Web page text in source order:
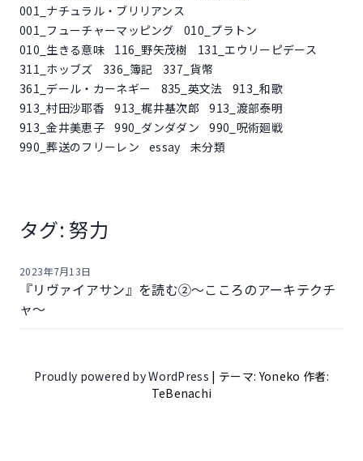
001_ナチュラル・ブリリアンス
001_フューチャーマッピング
010_プラトン
010_生きる意味
116_野矢茂樹
131_エウリーピデース
311_ホッブズ
336_簿記
337_貨幣
361_デール・カーネギー
835_英文法
913_和歌
913_村田沙耶香
913_梶井基次郎
913_渡部泰明
913_金井美恵子
990_ダンダダン
990_呪術廻戦
990_葬送のフリーレン
essay 未分類
タグ: 努力
『リヴァイアサン』を読む②～こころのアーキテクチ
ャ～
2023年7月13日
Proudly powered by WordPress | テーマ: Yoneko 作者:
TeBenachi